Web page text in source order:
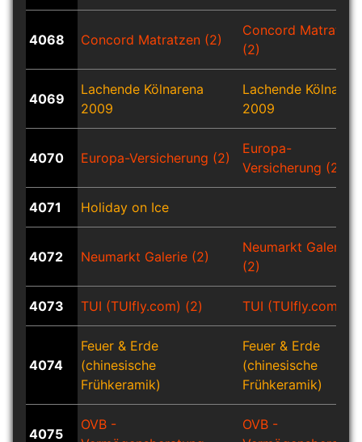
4068 Concord Matratzen (2)
Concord Matratzen
(2)
4069
Lachende Kölnarena
2009
Lachende
2009
4070 Europa-Versicherung (2)
Europa-
Versicherung (2)
4071 Holiday on Ice
4072 Neumarkt Galerie (2)
Neumarkt Galerie
(2)
4073 TUI (TUIfly.com) (2) TUI (TUIfly.com)
4074
Feuer & Erde
(chinesische
Frühkeramik)
Feuer & Erde
(chinesische
Frühkeramik)
4075
OVB -
OVB -